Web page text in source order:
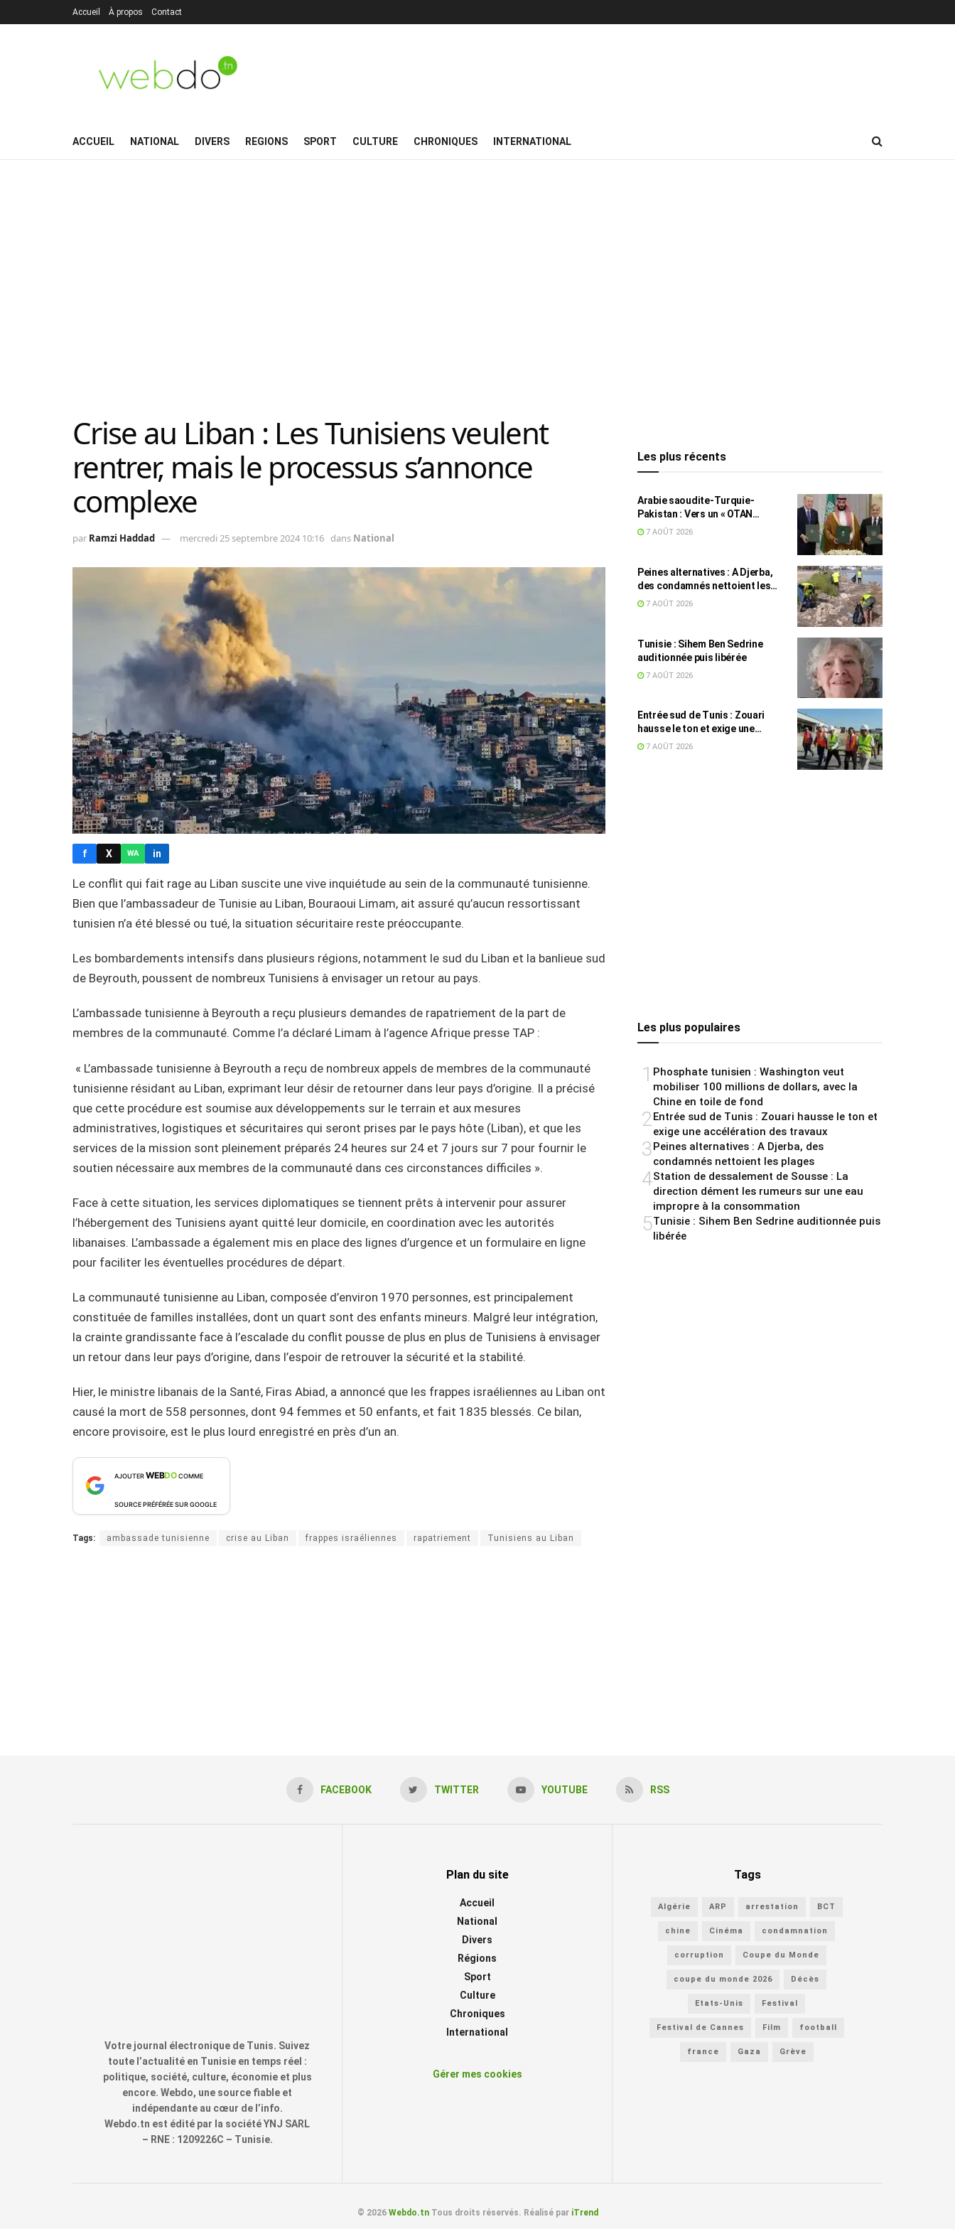
Accueil À propos Contact
ACCUEIL NATIONAL DIVERS REGIONS SPORT CULTURE CHRONIQUES INTERNATIONAL
Crise au Liban : Les Tunisiens veulent
rentrer, mais le processus s’annonce
complexe
par Ramzi Haddad mercredi 25 septembre 2024 10:16 dans National
f X WA in
Le conflit qui fait rage au Liban suscite une vive inquiétude au sein de la communauté tunisienne.
Bien que l’ambassadeur de Tunisie au Liban, Bouraoui Limam, ait assuré qu’aucun ressortissant
tunisien n’a été blessé ou tué, la situation sécuritaire reste préoccupante.
Les bombardements intensifs dans plusieurs régions, notamment le sud du Liban et la banlieue sud
de Beyrouth, poussent de nombreux Tunisiens à envisager un retour au pays.
L’ambassade tunisienne à Beyrouth a reçu plusieurs demandes de rapatriement de la part de
membres de la communauté. Comme l’a déclaré Limam à l’agence Afrique presse TAP :
« L’ambassade tunisienne à Beyrouth a reçu de nombreux appels de membres de la communauté
tunisienne résidant au Liban, exprimant leur désir de retourner dans leur pays d’origine. Il a précisé
que cette procédure est soumise aux développements sur le terrain et aux mesures
administratives, logistiques et sécuritaires qui seront prises par le pays hôte (Liban), et que les
services de la mission sont pleinement préparés 24 heures sur 24 et 7 jours sur 7 pour fournir le
soutien nécessaire aux membres de la communauté dans ces circonstances difficiles ».
Face à cette situation, les services diplomatiques se tiennent prêts à intervenir pour assurer
l’hébergement des Tunisiens ayant quitté leur domicile, en coordination avec les autorités
libanaises. L’ambassade a également mis en place des lignes d’urgence et un formulaire en ligne
pour faciliter les éventuelles procédures de départ.
La communauté tunisienne au Liban, composée d’environ 1970 personnes, est principalement
constituée de familles installées, dont un quart sont des enfants mineurs. Malgré leur intégration,
la crainte grandissante face à l’escalade du conflit pousse de plus en plus de Tunisiens à envisager
un retour dans leur pays d’origine, dans l’espoir de retrouver la sécurité et la stabilité.
Hier, le ministre libanais de la Santé, Firas Abiad, a annoncé que les frappes israéliennes au Liban ont
causé la mort de 558 personnes, dont 94 femmes et 50 enfants, et fait 1835 blessés. Ce bilan,
encore provisoire, est le plus lourd enregistré en près d’un an.
AJOUTERWEBDOCOMME
SOURCE PRÉFÉRÉE SUR GOOGLE
Tags: ambassade tunisienne crise au Liban frappes israéliennes rapatriement Tunisiens au Liban
Les plus récents
Arabie saoudite-Turquie-
Pakistan : Vers un « OTAN
islamique » ?
7 AOÛT 2026
Peines alternatives : A Djerba,
des condamnés nettoient les
plages
7 AOÛT 2026
Tunisie : Sihem Ben Sedrine
auditionnée puis libérée
7 AOÛT 2026
Entrée sud de Tunis : Zouari
hausse le ton et exige une
accélération des travaux
7 AOÛT 2026
Les plus populaires
1 Phosphate tunisien : Washington veut
mobiliser 100 millions de dollars, avec la
Chine en toile de fond
2Entrée sud de Tunis : Zouari hausse le ton et
exige une accélération des travaux
3Peines alternatives : A Djerba, des
condamnés nettoient les plages
4Station de dessalement de Sousse : La
direction dément les rumeurs sur une eau
impropre à la consommation
5Tunisie : Sihem Ben Sedrine auditionnée puis
libérée
FACEBOOK TWITTER YOUTUBE RSS
Votre journal électronique de Tunis. Suivez
toute l’actualité en Tunisie en temps réel :
politique, société, culture, économie et plus
encore. Webdo, une source fiable et
indépendante au cœur de l’info.
Webdo.tn est édité par la société YNJ SARL
– RNE : 1209226C – Tunisie.
Plan du site
Accueil
National
Divers
Régions
Sport
Culture
Chroniques
International
Gérer mes cookies
Tags
Algérie ARP arrestation BCT
chine Cinéma condamnation
corruption Coupe du Monde
coupe du monde 2026 Décès
Etats-Unis Festival
Festival de Cannes Film football
france Gaza Grève
© 2026 Webdo.tnTous droits réservés. Réalisé par iTrend